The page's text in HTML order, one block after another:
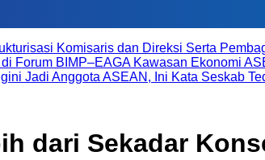
Komisaris dan Direksi Serta
Forum BIMP–EAGA Kawasan Ekonomi
Jadi Anggota ASEAN, Ini Kata Seskab
dari Sekadar